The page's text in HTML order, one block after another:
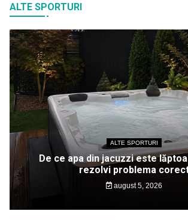
ALTE SPORTURI
ALTE SPORTURI
De ce apa din jacuzzi este
rezolvi problema
august 5, 2026